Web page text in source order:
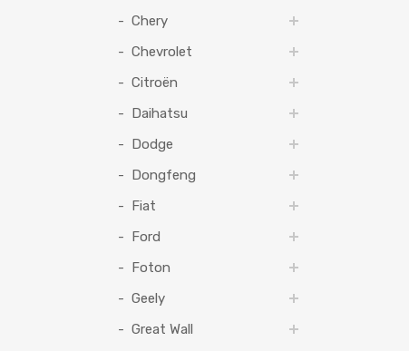
Chery
Chevrolet
Citroën
Daihatsu
Dodge
Dongfeng
Fiat
Ford
Foton
Geely
Great Wall